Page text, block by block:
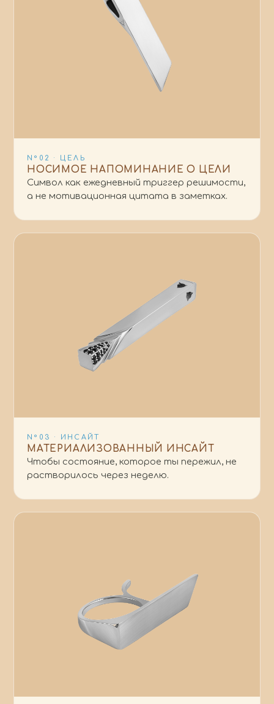
N°02 · ЦЕЛЬ
НОСИМОЕ НАПОМИНАНИЕ О ЦЕЛИ
Символ как ежедневный триггер решимости,
а не мотивационная цитата в заметках.
N°03 · ИНСАЙТ
МАТЕРИАЛИЗОВАННЫЙ ИНСАЙТ
Чтобы состояние, которое ты пережил, не
растворилось через неделю.